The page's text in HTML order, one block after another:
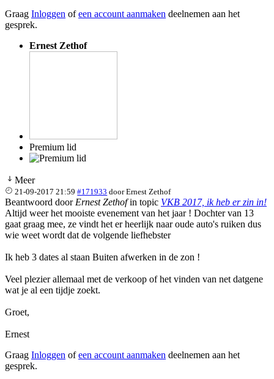
Graag Inloggen ofeen account aanmaken deelnemen aan het
gesprek.
Ernest Zethof
Premium lid
Meer
21-09-2017 21:59 #171933 doorErnest Zethof
Beantwoord door Ernest Zethofin topic VKB 2017, ik heb er zin in!
Altijd weer het mooiste evenement van het jaar ! Dochter van 13
gaat graag mee, ze vindt het er heerlijk naar oude auto's ruiken dus
wie weet wordt dat de volgende liefhebster
Ik heb 3 dates al staan Buiten afwerken in de zon !
Veel plezier allemaal met de verkoop of het vinden van net datgene
wat je al een tijdje zoekt.
Groet,
Ernest
Graag Inloggen ofeen account aanmaken deelnemen aan het
gesprek.